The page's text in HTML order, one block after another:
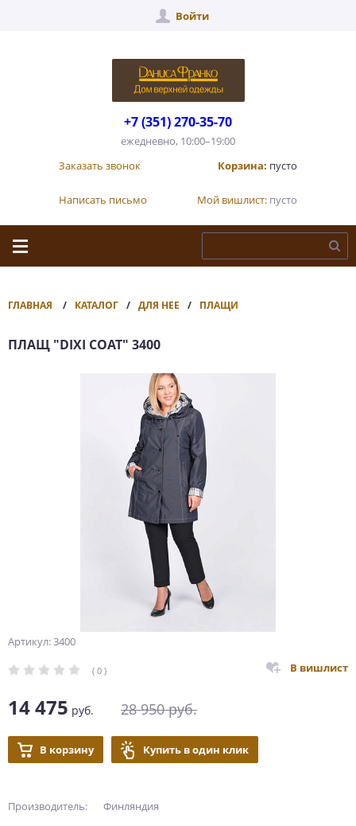
Войти
+7 (351) 270-35-70
ежедневно, 10:00–19:00
Заказать звонок
Написать письмо
Корзина: пусто
Мой вишлист: пусто
ГЛАВНАЯ КАТАЛОГ ДЛЯ НЕЕ ПЛАЩИ
ПЛАЩ "DIXI COAT" 3400
Артикул: 3400
( 0 ) В вишлист
14 475 руб. 28 950руб.
В корзину Купить в один клик
Производитель: Финляндия